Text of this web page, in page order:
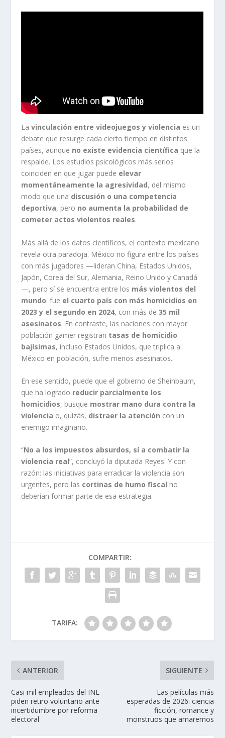
Lavinculación entre videojuegos y violencia es un
debate que resurge cada cierto tiempo en distintos
países, aunque no existe evidencia científica que la
respalde. Los estudios psicológicos más serios
coinciden en que jugar puede elevar
momentáneamente la agresividad, del mismo
modo que una discusión o una competencia
deportiva, pero no aumenta la probabilidad de
cometer actos violentos reales.
Más allá de los datos científicos, el contexto mexicano
revela otra paradoja. México no figura entre los países
con más jugadores —lideran China, Estados Unidos,
Japón, Corea del Sur, Alemania, Reino Unido y Canadá
—, pero sí se encuentra entre los más violentos del
mundo: fue el cuarto país con más homicidios en
2023 y el segundo en 2024, con más de35 mil
asesinatos. En contraste, las naciones con mayor
población gamer registran tasas de homicidio
bajísimas, incluso Estados Unidos, que triplica a
México en población, sufre menos asesinatos.
En ese sentido, puede que el gobierno de Sheinbaum,
que ha logrado reducir parcialmente los
homicidios, busque mostrar mano dura contra la
violencia o, quizás, distraer la atención con un
enemigo imaginario.
“No a los impuestos absurdos, sí a combatir la
violencia real”, concluyó la diputada Reyes. Y con
razón: las iniciativas para erradicar la violencia son
urgentes, pero las cortinas de humo fiscal no
deberían formar parte de esa estrategia.
COMPARTIR:
TARIFA:
ANTERIOR
Casi mil empleados del INE
piden retiro voluntario ante
incertidumbre por reforma
electoral
SIGUIENTE
Las películas más
esperadas de 2026: ciencia
ficción, romance y
monstruos que amaremos